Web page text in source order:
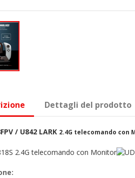
Dettagli del prodotto
/ U842 LARK 2.4G telecomando con